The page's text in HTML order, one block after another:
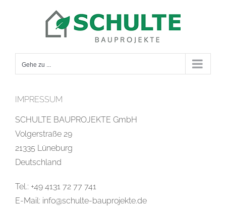
Gehe zu ...
IMPRESSUM
SCHULTE BAUPROJEKTE GmbH
Volgerstraße 29
21335 Lüneburg
Deutschland
Tel.: +49 4131 72 77 741
E-Mail: info@schulte-bauprojekte.de